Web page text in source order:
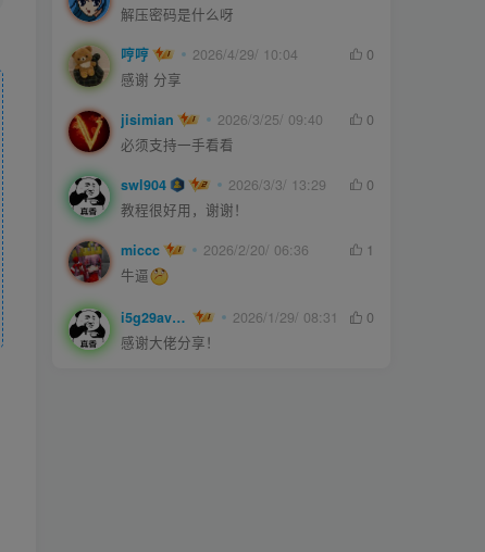
解压密码是什么呀
哼哼 2026/4/29/ 10:04
0
感谢 分享
jisimian 2026/3/25/ 09:40
0
必须支持一手看看
swl904 2026/3/3/ 13:29
0
教程很好用，谢谢！
miccc 2026/2/20/ 06:36
1
牛逼
i5g29ave0m 2026/1/29/ 08:31
0
感谢大佬分享！